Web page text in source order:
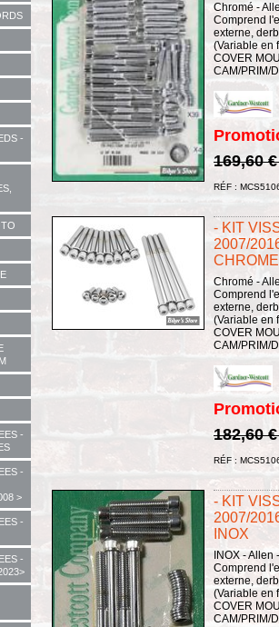
-
-
-
>
-
-
Chromé -
Comprend
externe,
(Variable en
COVER
CAM/PRIM/
169,60
RÉF :
- KIT
2007/
CHROME
Chromé -
Comprend
externe,
(Variable en
COVER
CAM/PRIM/
182,60
RÉF :
- KIT
2007/
INOX
INOX -
Comprend
externe,
(Variable en
COVER
CAM/PRIM/